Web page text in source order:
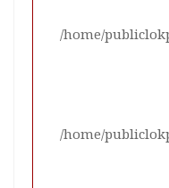
/home/
/home/